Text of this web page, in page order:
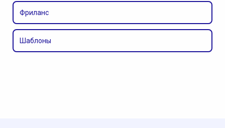
Фриланс
Шаблоны